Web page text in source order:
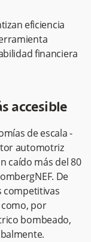
eficiencia
financiera
accesible
de escala -
automotriz
caído más del 80
De
competitivas
por
bombeado,